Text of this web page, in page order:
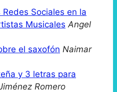
Sociales en la
Musicales Angel
el saxofón Naimar
y 3 letras para
Romero